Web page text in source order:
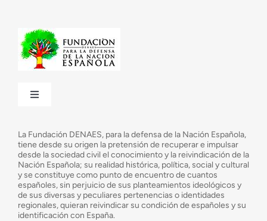
Toggle
¿Cuáles son nuestros objetivos?
Consejo Asesor
La Fundación DENAES, para la defensa de la Nación Española,
tiene desde su origen la pretensión de recuperar e impulsar
desde la sociedad civil el conocimiento y la reivindicación de la
Nación Española; su realidad histórica, política, social y cultural
y se constituye como punto de encuentro de cuantos
españoles, sin perjuicio de sus planteamientos ideológicos y
de sus diversas y peculiares pertenencias o identidades
regionales, quieran reivindicar su condición de españoles y su
identificación con España.